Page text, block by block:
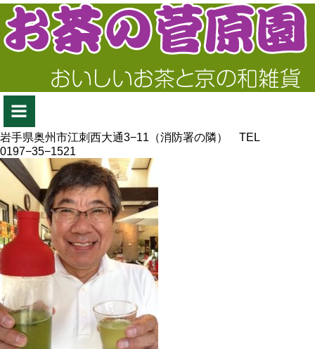
岩手県奥州市江刺西大通3−11（消防署の隣） TEL
0197−35−1521